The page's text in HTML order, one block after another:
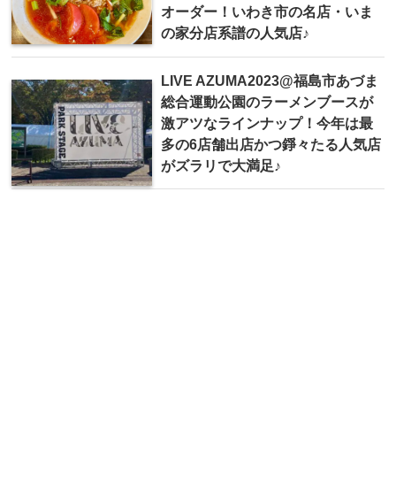
オーダー！いわき市の名店・いま
の家分店系譜の人気店♪
LIVE AZUMA2023@福島市あづま
総合運動公園のラーメンブースが
激アツなラインナップ！今年は最
多の6店舗出店かつ錚々たる人気店
がズラリで大満足♪